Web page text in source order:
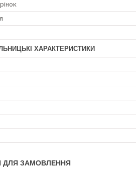
ХАРАКТЕРИСТИКИ
ДЛЯ ЗАМОВЛЕННЯ